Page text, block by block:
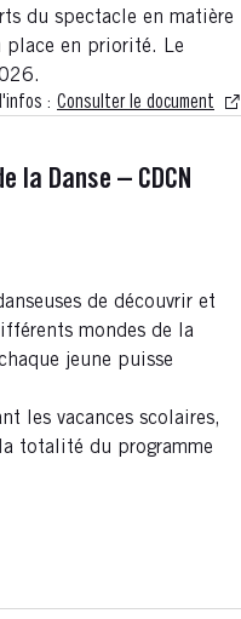
du spectacle en matière
place en priorité. Le
: Consulter le document
la Danse – CDCN
de découvrir et
mondes de la
jeune puisse
les vacances scolaires,
totalité du programme